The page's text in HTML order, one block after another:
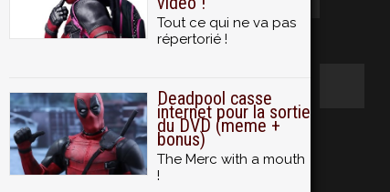
Tout ce qui ne va pas
répertorié !
Deadpool casse
internet pour la sortie
du DVD (meme +
bonus)
The Merc with a mouth
!